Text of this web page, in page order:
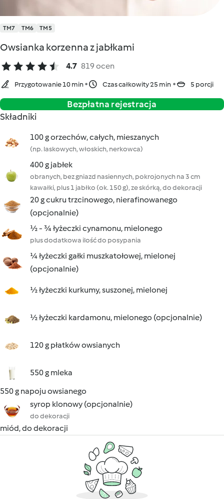
TM7 TM6 TM5
Owsianka korzenna z jabłkami
4.7 819 ocen
Przygotowanie 10 min Czas całkowity 25 min 5 porcji
Bezpłatna rejestracja
Składniki
100 g orzechów, całych, mieszanych
(np. laskowych, włoskich, nerkowca)
400 g jabłek
obranych, bez gniazd nasiennych, pokrojonych na 3 cm
kawałki, plus 1 jabłko (ok. 150 g), ze skórką, do dekoracji
20 g cukru trzcinowego, nierafinowanego
(opcjonalnie)
½ - ¾ łyżeczki cynamonu, mielonego
plus dodatkowa ilość do posypania
¼ łyżeczki gałki muszkatołowej, mielonej
(opcjonalnie)
½ łyżeczki kurkumy, suszonej, mielonej
½ łyżeczki kardamonu, mielonego (opcjonalnie)
120 g płatków owsianych
550 g mleka
550 g napoju owsianego
syrop klonowy (opcjonalnie)
do dekoracji
miód, do dekoracji